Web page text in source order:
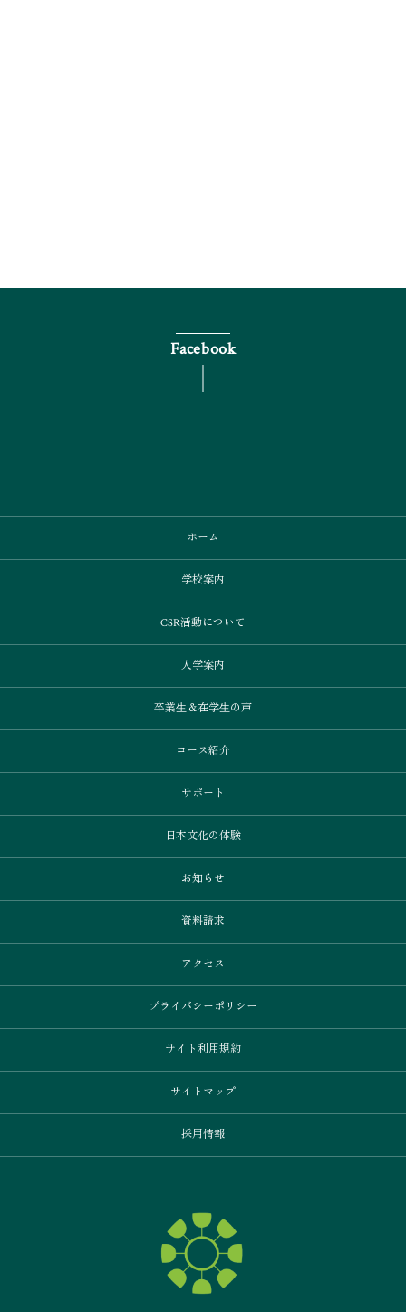
Facebook
ホーム
学校案内
CSR活動について
入学案内
卒業⽣＆在学⽣の声
コース紹介
サポート
日本文化の体験
お知らせ
資料請求
アクセス
プライバシーポリシー
サイト利用規約
サイトマップ
採用情報